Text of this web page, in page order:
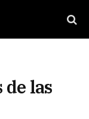
de las